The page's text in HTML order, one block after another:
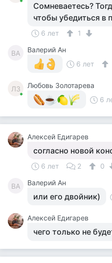
Сомневаетесь?
чтобы убедиться в
6 лет 1
ВА
Валерий Ан
6 лет
ЛЗ
Любовь Золотарева
6
Алексей Едигарев
согласно новой
6 лет 2 0
ВА Валерий Ан
или его двойник)
Алексей Едигарев
чего только не